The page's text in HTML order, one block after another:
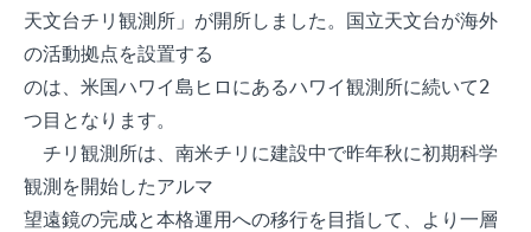
天文台チリ観測所」が開所しました。国立天文台が海外
の活動拠点を設置する
のは、米国ハワイ島ヒロにあるハワイ観測所に続いて2
つ目となります。
チリ観測所は、南米チリに建設中で昨年秋に初期科学
観測を開始したアルマ
望遠鏡の完成と本格運用への移行を目指して、より一層